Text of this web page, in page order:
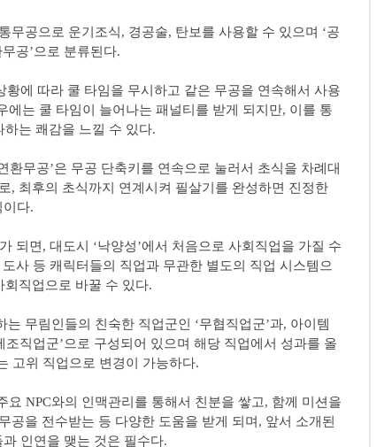
무공으로 운기조식, 경공술, 탄보를 사용할 수 있으며 ‘공
공’으로 분류된다.
황에 따라 쿨 타임을 무시하고 같은 무공을 연속해서 사용
에는 쿨 타임이 늘어나는 패널티를 받게 되지만, 이를 통
는 쾌감을 느낄 수 있다.
환무공’은 무공 단축키를 연속으로 눌러서 초식을 차례대
, 최후의 초식까지 연계시켜 필살기를 완성하면 진정한
이다.
되면, 대도시 ‘낙양성’에서 처음으로 사회직업을 가질 수
사 등 캐릭터들의 직업과 무관한 별도의 직업 시스템으
직업으로 바꿀 수 있다.
무림인들의 친숙한 직업군인 ‘무협직업군’과, 아이템
조직업군’으로 구성되어 있으며 해당 직업에서 성과를 올
고위 직업으로 변경이 가능하다.
요 NPC와의 인맥관리를 통해서 친분을 쌓고, 함께 미션을
공을 전수받는 등 다양한 도움을 받게 되며, 앞서 소개된
인연을 맺는 것은 필수다.